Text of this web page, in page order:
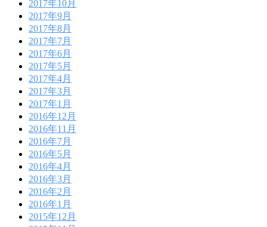
2017年10月
2017年9月
2017年8月
2017年7月
2017年6月
2017年5月
2017年4月
2017年3月
2017年1月
2016年12月
2016年11月
2016年7月
2016年5月
2016年4月
2016年3月
2016年2月
2016年1月
2015年12月